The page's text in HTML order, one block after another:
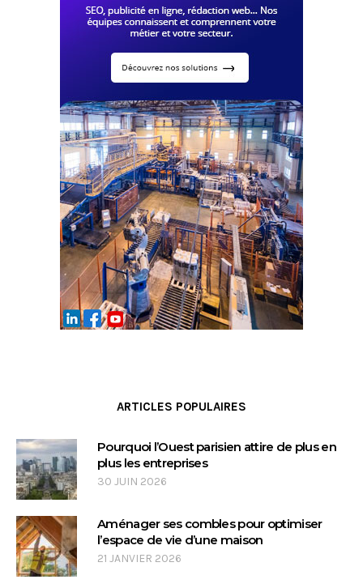
ARTICLES POPULAIRES
Pourquoi l’Ouest parisien attire de plus en
plus les entreprises
30 JUIN 2026
Aménager ses combles pour optimiser
l’espace de vie d’une maison
21 JANVIER 2026